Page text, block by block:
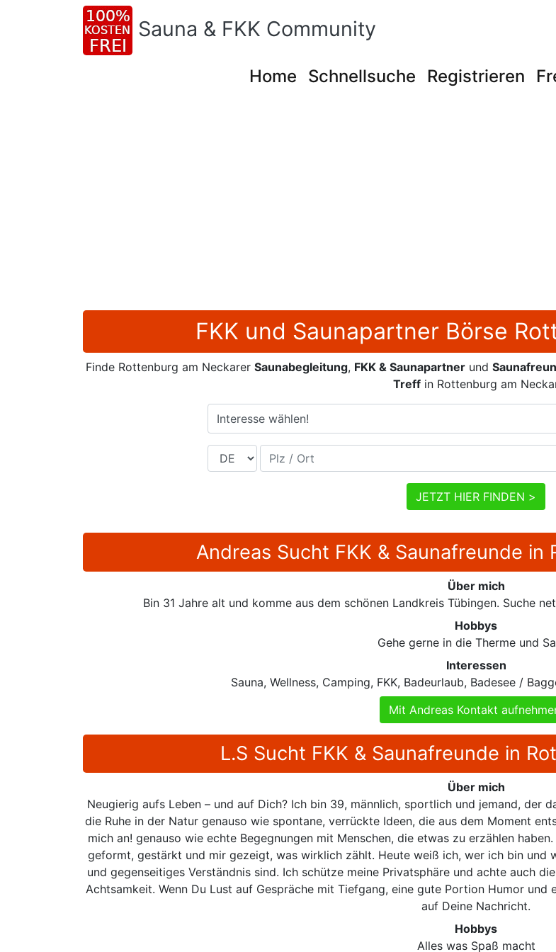
Sauna & FKK Community
Home Schnellsuche Registrieren
FKK und Saunapartner Börse
Finde Rottenburg am Neckarer Saunabegleitung, FKK & Saunapartnerund
Treff in Rottenburg am
Interesse wählen!
Land Plz / Ort
JETZT HIER FINDEN >
Andreas Sucht FKK & Saunafreunde
Über mich
Bin 31 Jahre alt und komme aus dem schönen Landkreis Tübingen. Suche
Hobbys
Gehe gerne in die Therme und
Interessen
Sauna, Wellness, Camping, FKK, Badeurlaub, Badesee /
Mit Andreas Kontakt
L.S Sucht FKK & Saunafreunde in
Über mich
Neugierig aufs Leben – und auf Dich? Ich bin 39, männlich, sportlich und jemand, der
die Ruhe in der Natur genauso wie spontane, verrückte Ideen, die aus dem Moment
mich an! genauso wie echte Begegnungen mit Menschen, die etwas zu erzählen
geformt, gestärkt und mir gezeigt, was wirklich zählt. Heute weiß ich, wer ich bin und
und gegenseitiges Verständnis sind. Ich schütze meine Privatsphäre und achte auch
Achtsamkeit. Wenn Du Lust auf Gespräche mit Tiefgang, eine gute Portion Humor
auf Deine Nachricht.
Hobbys
Alles was Spaß macht